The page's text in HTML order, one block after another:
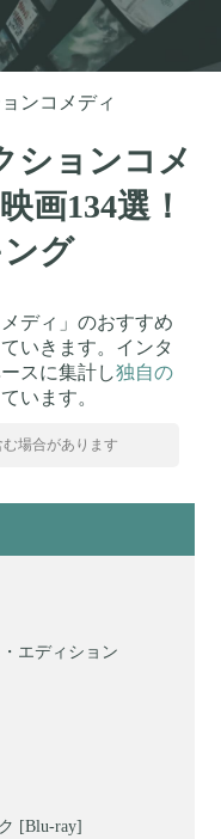
ンコメディ
ションコメ
画134選！
グ
ディ」のおすすめ
いきます。インタ
スに集計し独自の
います。
場合があります
エディション
[Blu-ray]